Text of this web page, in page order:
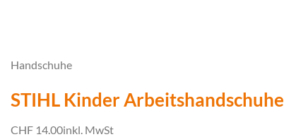
Handschuhe
STIHL Kinder Arbeitshandschuhe
CHF 14.00inkl. MwSt